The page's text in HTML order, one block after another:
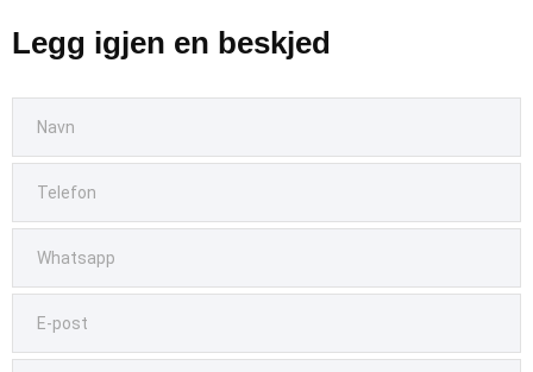
Legg igjen en beskjed